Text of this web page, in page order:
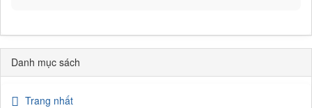
Danh mục sách
Trang nhất